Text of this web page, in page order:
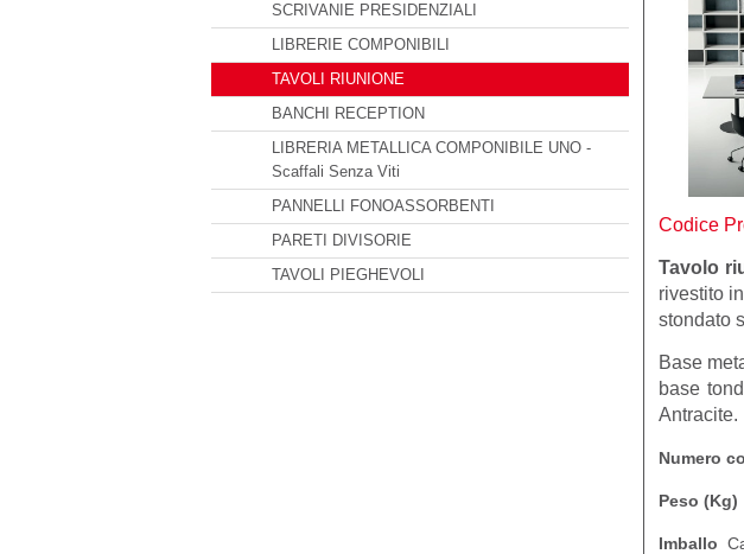
SCRIVANIE PRESIDENZIALI
LIBRERIE COMPONIBILI
TAVOLI RIUNIONE
BANCHI RECEPTION
LIBRERIA METALLICA COMPONIBILE UNO -
Scaffali Senza Viti
PANNELLI FONOASSORBENTI
PARETI DIVISORIE
TAVOLI PIEGHEVOLI
Codice
Tavolo
rivestito
stondato
Base
base
Antracite.
Numero
Peso (Kg)
Imballo